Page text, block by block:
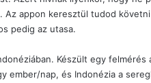
Az appon keresztül tudod
pedig az utasa.
Készült egy felmérés
ember/nap, és Indonézia a